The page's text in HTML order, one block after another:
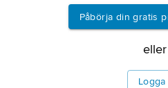
Information om
Påbörja din gratis
eller
Logga